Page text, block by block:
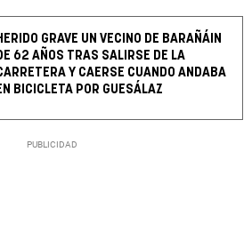
GRAVE UN VECINO DE BARAÑÁIN
62 AÑOS TRAS SALIRSE DE LA
Y CAERSE CUANDO ANDABA
BICICLETA POR GUESÁLAZ